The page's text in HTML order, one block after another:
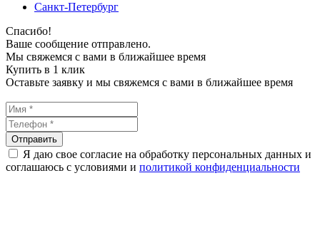
Санкт-Петербург
Спасибо!
Ваше сообщение отправлено.
Мы свяжемся с вами в ближайшее время
Купить в 1 клик
Оставьте заявку и мы свяжемся с вами в ближайшее время
Я даю свое согласие на обработку персональных данных и
соглашаюсь с условиями и политикой конфиденциальности